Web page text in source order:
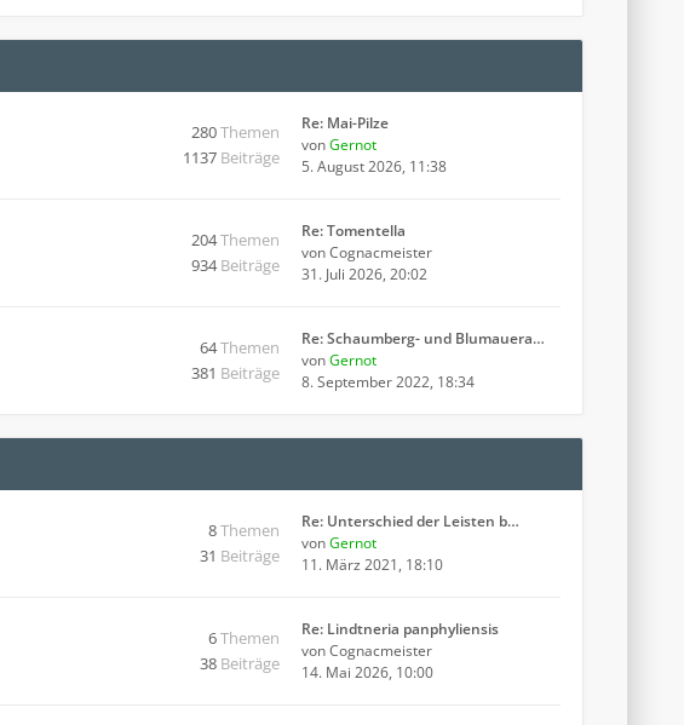
280Themen
1137 Beiträge
Re: Mai-Pilze
vonGernot
5. August 2026, 11:38
204Themen
934Beiträge
Re: Tomentella
vonCognacmeister
31. Juli 2026, 20:02
64Themen
381 Beiträge
Re: Schaumberg- und Blumauera…
vonGernot
8. September 2022, 18:34
8Themen
31 Beiträge
Re: Unterschied der Leisten b…
vonGernot
11. März 2021, 18:10
6Themen
38 Beiträge
Re: Lindtneria panphyliensis
vonCognacmeister
14. Mai 2026, 10:00